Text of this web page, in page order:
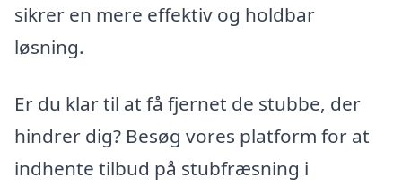
sikrer en mere effektiv og holdbar
løsning.
Er du klar til at få fjernet de stubbe, der
hindrer dig? Besøg vores platform for at
indhente tilbud på stubfræsning i